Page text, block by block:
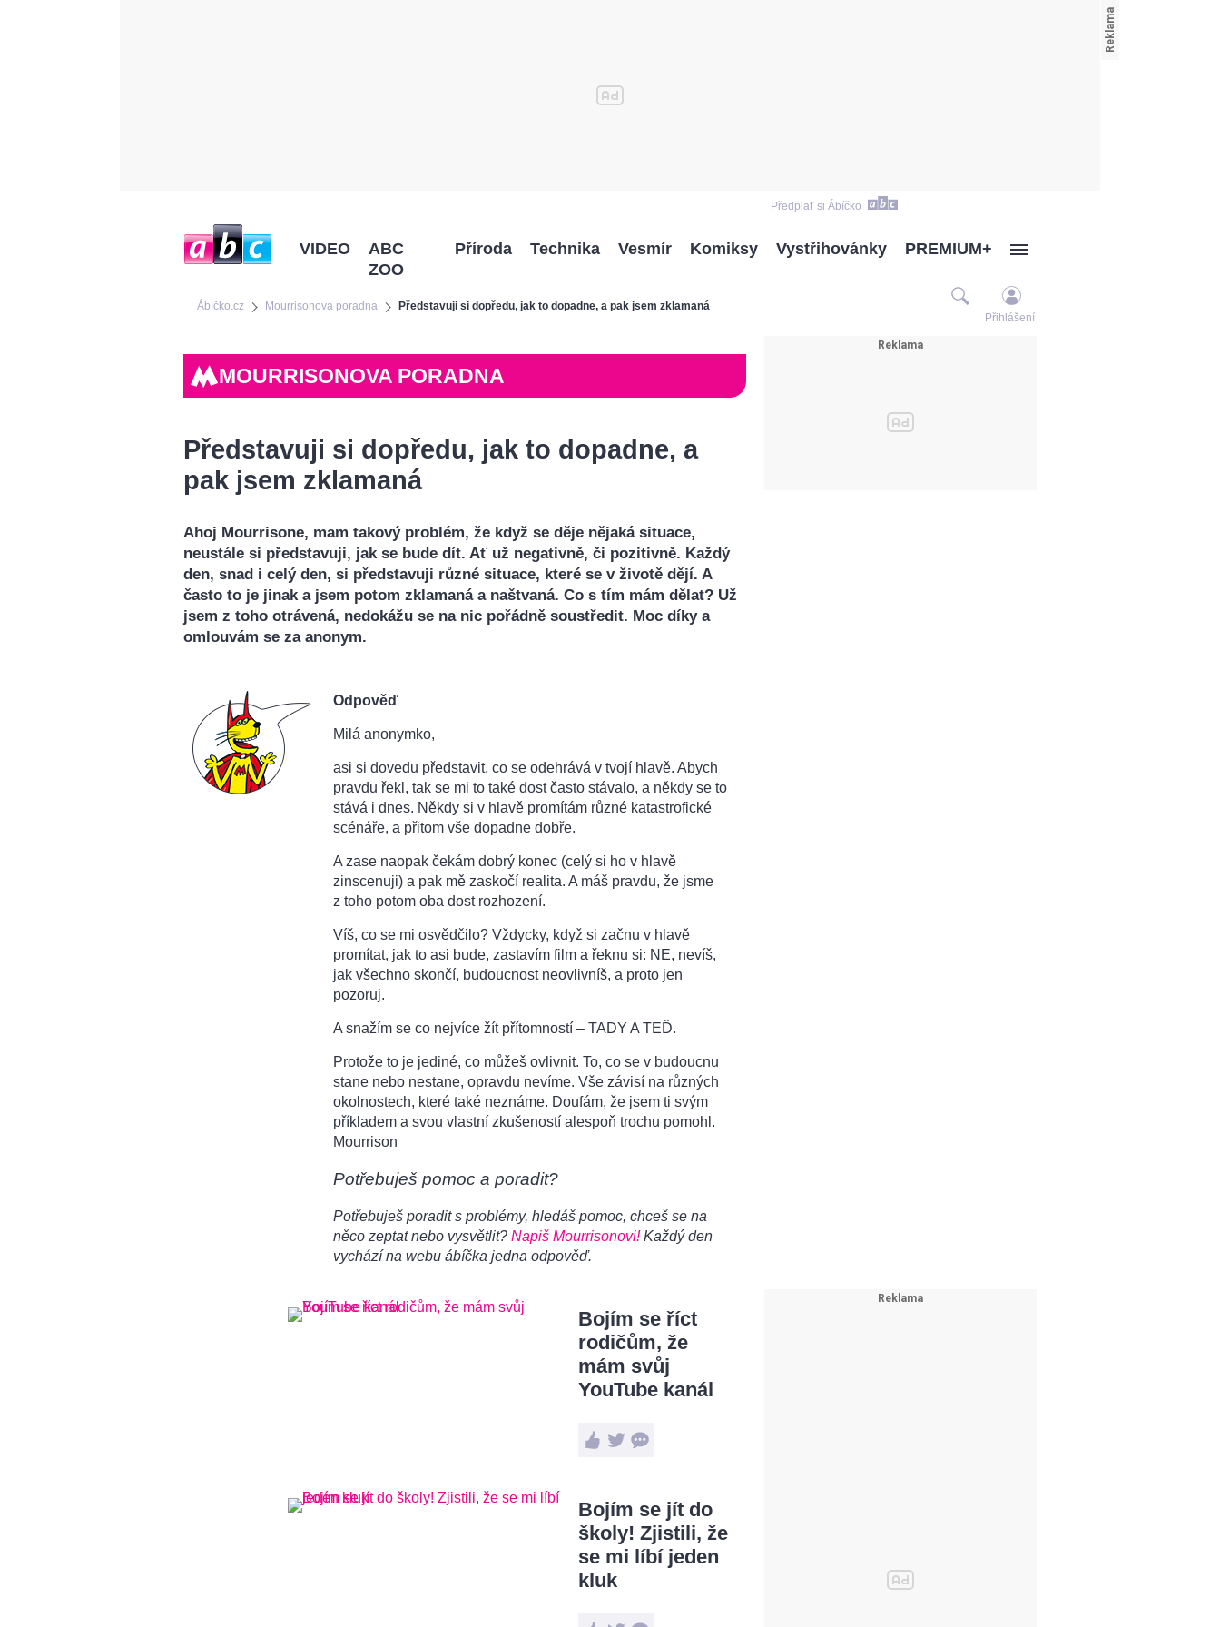
Předplať si Ábíčko
Ábíčko.cz Mourrisonova poradna Představuji si dopředu, jak to dopadne, a pak jsem zklamaná
VIDEO
ABC
ZOO
Příroda Technika Vesmír Komiksy Vystřihovánky PREMIUM+
Přihlášení
MOURRISONOVA PORADNA
Představuji si dopředu, jak to dopadne, a
pak jsem zklamaná
Ahoj Mourrisone, mam takový problém, že když se děje nějaká situace,
neustále si představuji, jak se bude dít. Ať už negativně, či pozitivně. Každý
den, snad i celý den, si představuji různé situace, které se v životě dějí. A
často to je jinak a jsem potom zklamaná a naštvaná. Co s tím mám dělat? Už
jsem z toho otrávená, nedokážu se na nic pořádně soustředit. Moc díky a
omlouvám se za anonym.
Odpověď
Milá anonymko,
asi si dovedu představit, co se odehrává v tvojí hlavě. Abych
pravdu řekl, tak se mi to také dost často stávalo, a někdy se to
stává i dnes. Někdy si v hlavě promítám různé katastrofické
scénáře, a přitom vše dopadne dobře.
A zase naopak čekám dobrý konec (celý si ho v hlavě
zinscenuji) a pak mě zaskočí realita. A máš pravdu, že jsme
z toho potom oba dost rozhození.
Víš, co se mi osvědčilo? Vždycky, když si začnu v hlavě
promítat, jak to asi bude, zastavím film a řeknu si: NE, nevíš,
jak všechno skončí, budoucnost neovlivníš, a proto jen
pozoruj.
A snažím se co nejvíce žít přítomností – TADY A TEĎ.
Protože to je jediné, co můžeš ovlivnit. To, co se v budoucnu
stane nebo nestane, opravdu nevíme. Vše závisí na různých
okolnostech, které také neznáme. Doufám, že jsem ti svým
příkladem a svou vlastní zkušeností alespoň trochu pomohl.
Mourrison
Potřebuješ pomoc a poradit?
Potřebuješ poradit s problémy, hledáš pomoc, chceš se na
něco zeptat nebo vysvětlit? Napiš Mourrisonovi!Každý den
vychází na webu ábíčka jedna odpověď.
Bojím se říct
rodičům, že
mám svůj
YouTube kanál
Bojím se jít do
školy! Zjistili, že
se mi líbí jeden
kluk